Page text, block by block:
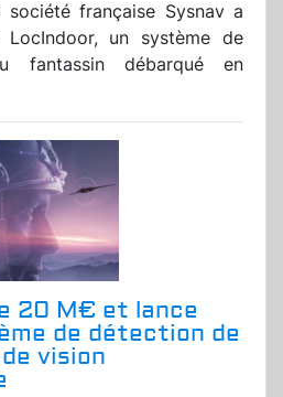
française Sysnav a
un système de
fantassin débarqué en
20 M€ et lance
de détection de
vision